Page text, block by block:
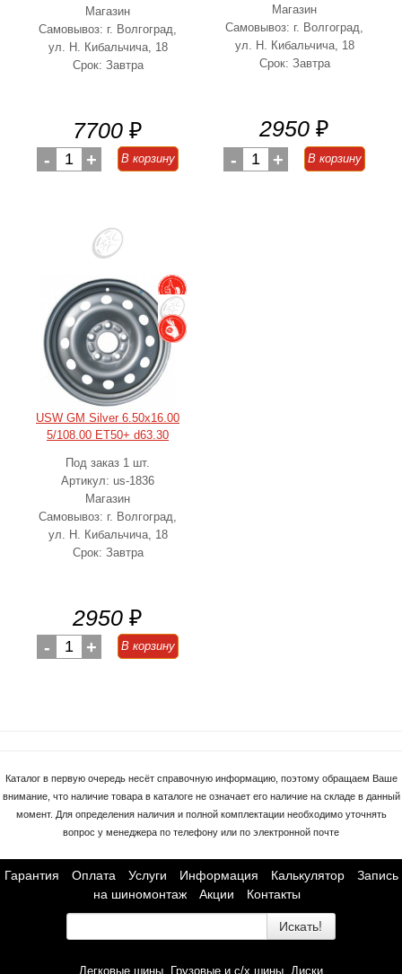
Магазин
Самовывоз: г. Волгоград,
ул. Н. Кибальчича, 18
Срок: Завтра
7700 ₽
- 1 + В корзину
Магазин
Самовывоз: г. Волгоград,
ул. Н. Кибальчича, 18
Срок: Завтра
2950 ₽
- 1 + В корзину
USW GM Silver 6.50x16.00
5/108.00 ET50+ d63.30
Под заказ 1 шт.
Артикул: us-1836
Магазин
Самовывоз: г. Волгоград,
ул. Н. Кибальчича, 18
Срок: Завтра
2950 ₽
- 1 + В корзину
Каталог в первую очередь несёт справочную информацию, поэтому обращаем Ваше
внимание, что наличие товара в каталоге не означает его наличие на складе в данный
момент. Для определения наличия и полной комплектации необходимо уточнять
вопрос у менеджера по телефону или по электронной почте
Гарантия Оплата Услуги Информация Калькулятор
Запись
на шиномонтаж
Акции Контакты
Искать!
Легковые шины Грузовые и с/х шины Диски